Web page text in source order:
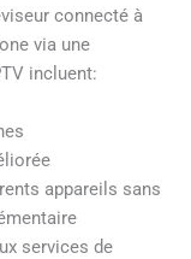
connecté à
via une
incluent:
appareils sans
services de